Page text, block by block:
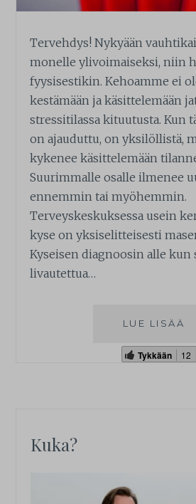
Tervehdys! Nykyään
monelle ylivoimaiseksi, niin
fyysisestikin. Kehoamme ei
kestämään ja käsittelemään
stressitilassa kituutusta. Kun
on ajauduttu, on yksilöllistä,
kykenee käsittelemään
Suurimmalle osalle ilmenee
ennemmin tai myöhemmin.
Terveyskeskuksessa usein
kyse on yksiselitteisesti
Kyseisen diagnoosin alle kun
livautettua…
LUE LISÄÄ
Tykkään 12
Kuka?